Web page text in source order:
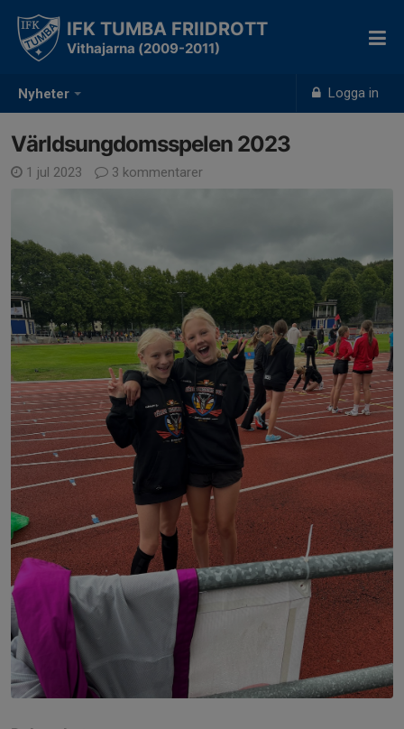
Nyheter Logga in
IFK TUMBA FRIIDROTT
Vithajarna (2009-2011)
Världsungdomsspelen 2023
1 jul 2023 3 kommentarer